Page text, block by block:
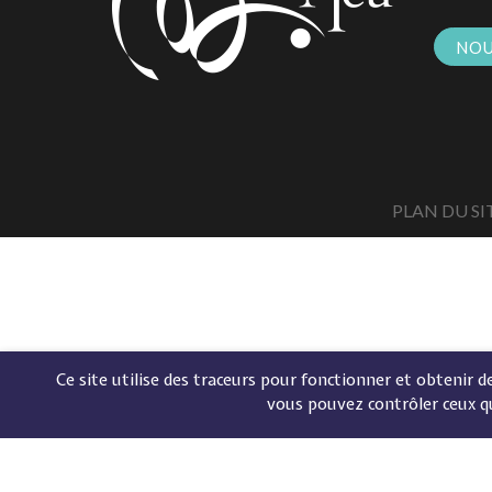
Ce site utilise des traceurs pour fonctionner et obtenir
vous pouvez contrôler ceux
PLAN DU